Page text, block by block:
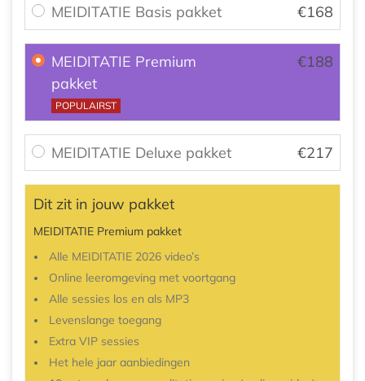
MEIDITATIE Basis pakket €168
MEIDITATIE Premium
pakket
POPULAIRST
€188
MEIDITATIE Deluxe pakket €217
Dit zit in jouw pakket
MEIDITATIE Premium pakket
Alle MEIDITATIE 2026 video’s
Online leeromgeving met voortgang
Alle sessies los en als MP3
Levenslange toegang
Extra VIP sessies
Het hele jaar aanbiedingen